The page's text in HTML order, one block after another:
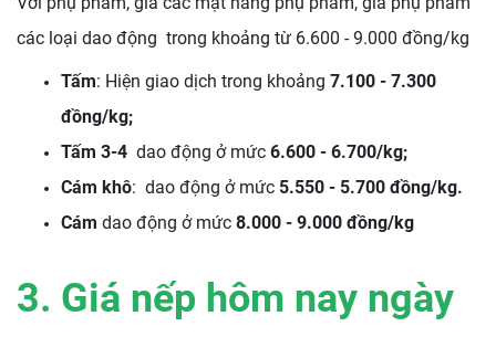
các loại dao động trong khoảng từ 6.600 - 9.000 đồng/kg
Tấm: Hiện giao dịch trong khoảng 7.100 - 7.300
đồng/kg;
Tấm 3-4 dao động ở mức 6.600 - 6.700/kg;
Cám khô: dao động ở mức 5.550 - 5.700 đồng/kg.
Cám dao động ở mức 8.000 - 9.000 đồng/kg
3. Giá nếp hôm nay ngày